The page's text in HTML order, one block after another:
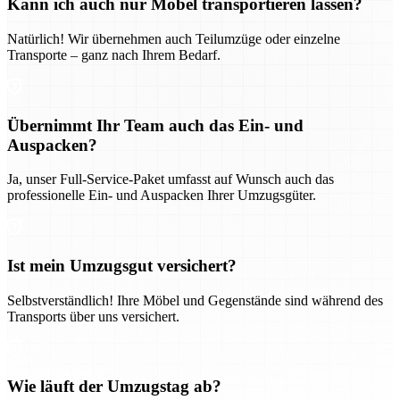
Kann ich auch nur Möbel transportieren lassen?
Natürlich! Wir übernehmen auch Teilumzüge oder einzelne
Transporte – ganz nach Ihrem Bedarf.
Übernimmt Ihr Team auch das Ein- und
Auspacken?
Ja, unser Full-Service-Paket umfasst auf Wunsch auch das
professionelle Ein- und Auspacken Ihrer Umzugsgüter.
Ist mein Umzugsgut versichert?
Selbstverständlich! Ihre Möbel und Gegenstände sind während des
Transports über uns versichert.
Wie läuft der Umzugstag ab?